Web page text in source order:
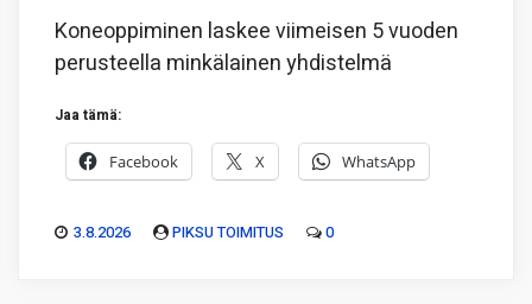
Koneoppiminen laskee viimeisen 5 vuoden
perusteella minkälainen yhdistelmä
Jaa tämä:
Facebook X WhatsApp
3.8.2026 PIKSU TOIMITUS 0